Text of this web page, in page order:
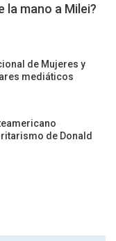
la mano a Milei?
de Mujeres y
mediáticos
de Donald